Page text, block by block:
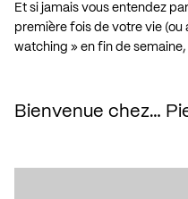
Et si jamais vous entendez
première fois de votre vie
watching » en fin de
Bienvenue chez…